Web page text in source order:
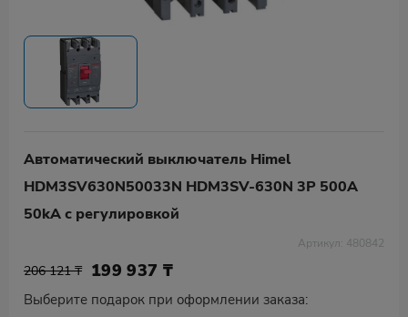
Автоматический выключатель Himel
HDM3SV630N50033N HDM3SV-630N 3P 500A
50kA с регулировкой
Артикул: 480842
206 121 ₸ 199 937 ₸
Выберите подарок при оформлении заказа: